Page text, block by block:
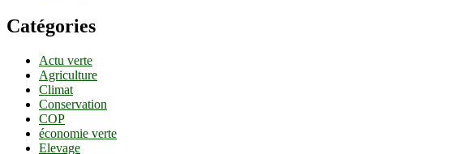
Catégories
Actu verte
Agriculture
Climat
Conservation
COP
économie verte
Elevage